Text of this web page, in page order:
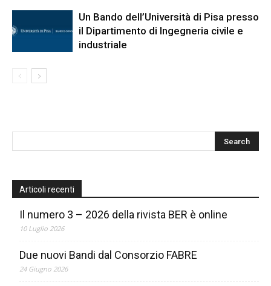
Un Bando dell’Università di Pisa presso
il Dipartimento di Ingegneria civile e
industriale
Articoli recenti
Il numero 3 – 2026 della rivista BER è online
10 Luglio 2026
Due nuovi Bandi dal Consorzio FABRE
24 Giugno 2026